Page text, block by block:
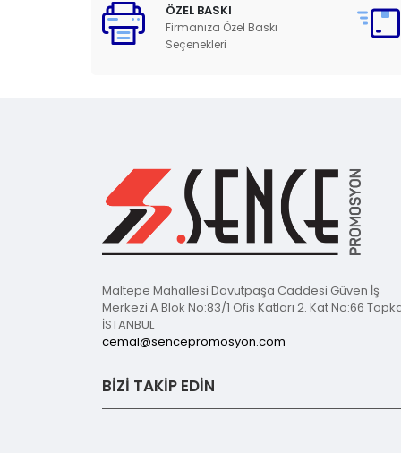
ÖZEL BASKI
Firmanıza Özel Baskı
Seçenekleri
Maltepe Mahallesi Davutpaşa Caddesi Güven İş
Merkezi A Blok No:83/1 Ofis Katları 2. Kat No:66
İSTANBUL
cemal@sencepromosyon.com
BİZİ TAKİP EDİN